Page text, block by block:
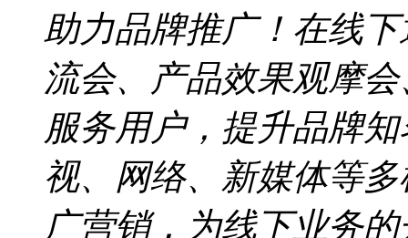
助力品牌推广！在线
流会、产品效果观摩
服务用户，提升品牌
视、网络、新媒体等
广营销，为线下业务